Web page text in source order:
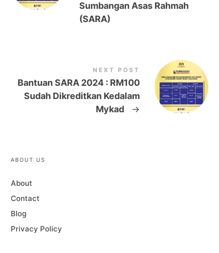
Sumbangan Asas Rahmah
(SARA)
NEXT POST
Bantuan SARA 2024 : RM100
Sudah Dikreditkan Kedalam
Mykad
→
ABOUT US
About
Contact
Blog
Privacy Policy